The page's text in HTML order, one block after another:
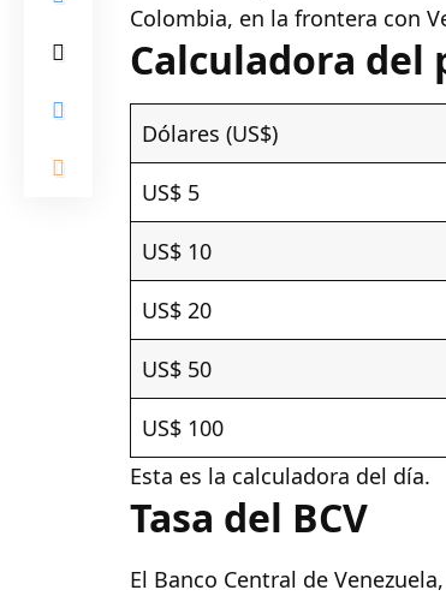
Colombia, en la frontera con
Calculadora del
Dólares (US$)
US$ 5
US$ 10
US$ 20
US$ 50
US$ 100
Esta es la calculadora del día.
Tasa del BCV
El Banco Central de Venezuela,